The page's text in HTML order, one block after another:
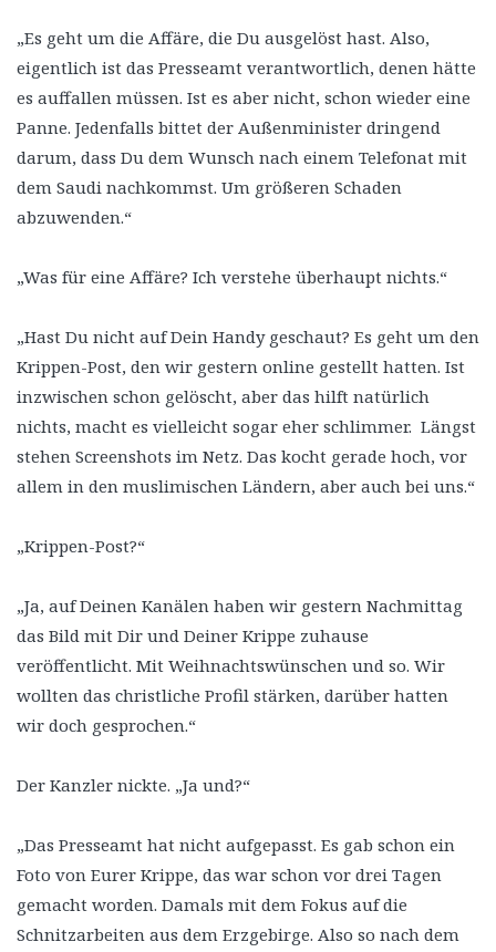
„Es geht um die Affäre, die Du ausgelöst hast. Also,
eigentlich ist das Presseamt verantwortlich, denen hätte
es auffallen müssen. Ist es aber nicht, schon wieder eine
Panne. Jedenfalls bittet der Außenminister dringend
darum, dass Du dem Wunsch nach einem Telefonat mit
dem Saudi nachkommst. Um größeren Schaden
abzuwenden.“
„Was für eine Affäre? Ich verstehe überhaupt nichts.“
„Hast Du nicht auf Dein Handy geschaut? Es geht um den
Krippen-Post, den wir gestern online gestellt hatten. Ist
inzwischen schon gelöscht, aber das hilft natürlich
nichts, macht es vielleicht sogar eher schlimmer. Längst
stehen Screenshots im Netz. Das kocht gerade hoch, vor
allem in den muslimischen Ländern, aber auch bei uns.“
„Krippen-Post?“
„Ja, auf Deinen Kanälen haben wir gestern Nachmittag
das Bild mit Dir und Deiner Krippe zuhause
veröffentlicht. Mit Weihnachtswünschen und so. Wir
wollten das christliche Profil stärken, darüber hatten
wir doch gesprochen.“
Der Kanzler nickte. „Ja und?“
„Das Presseamt hat nicht aufgepasst. Es gab schon ein
Foto von Eurer Krippe, das war schon vor drei Tagen
gemacht worden. Damals mit dem Fokus auf die
Schnitzarbeiten aus dem Erzgebirge. Also so nach dem